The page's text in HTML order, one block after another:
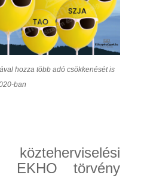
hozza több adó csökkenését is
ban
közteherviselési
EKHO törvény